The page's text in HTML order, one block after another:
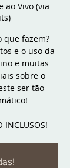
ao Vivo (via
que fazem?
e o uso da
e muitas
sobre o
ser tão
INCLUSOS!